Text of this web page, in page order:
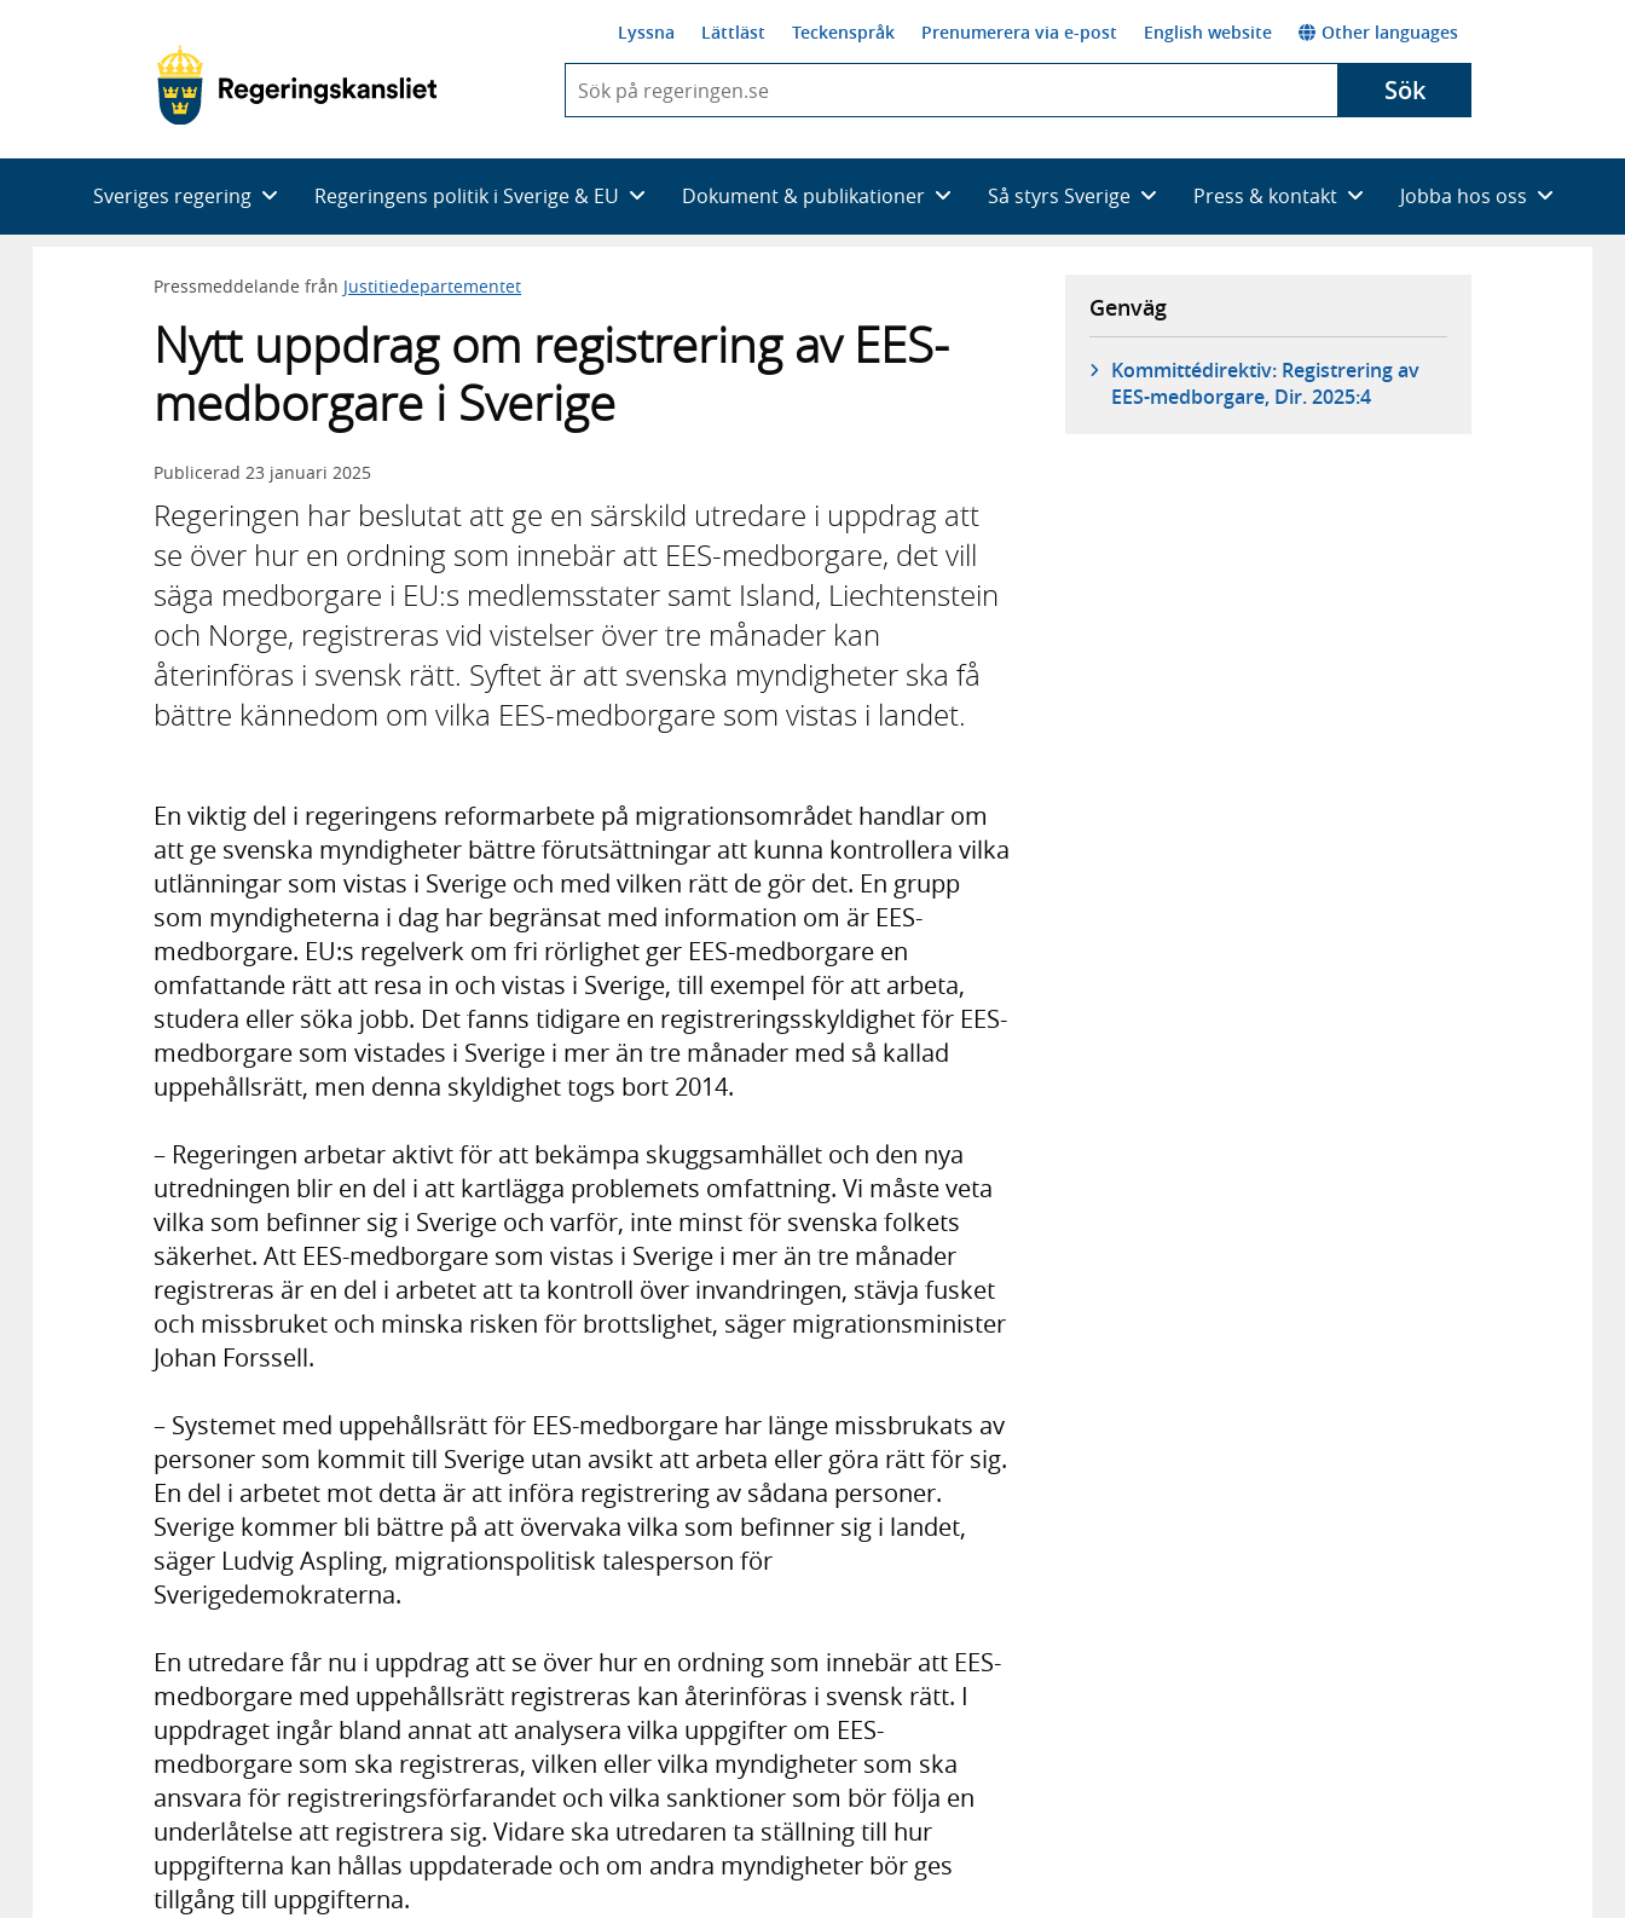
Lyssna Lättläst Teckenspråk Prenumerera via e-post English website Other languages
du
skriva
framträder
en
Sök
Sveriges regering Regeringens politik i Sverige & EU Dokument & publikationer Så styrs Sverige Press & kontakt Jobba hos oss
Pressmeddelande från Justitiedepartementet
Nytt uppdrag om registrering av EES-
medborgare i Sverige
Publicerad 23 januari 2025
Regeringen har beslutat att ge en särskild utredare i uppdrag att
se över hur en ordning som innebär att EES-medborgare, det vill
säga medborgare i EU:s medlemsstater samt Island, Liechtenstein
och Norge, registreras vid vistelser över tre månader kan
återinföras i svensk rätt. Syftet är att svenska myndigheter ska få
bättre kännedom om vilka EES-medborgare som vistas i landet.
En viktig del i regeringens reformarbete på migrationsområdet handlar om
att ge svenska myndigheter bättre förutsättningar att kunna kontrollera vilka
utlänningar som vistas i Sverige och med vilken rätt de gör det. En grupp
som myndigheterna i dag har begränsat med information om är EES-
medborgare. EU:s regelverk om fri rörlighet ger EES-medborgare en
omfattande rätt att resa in och vistas i Sverige, till exempel för att arbeta,
studera eller söka jobb. Det fanns tidigare en registreringsskyldighet för EES-
medborgare som vistades i Sverige i mer än tre månader med så kallad
uppehållsrätt, men denna skyldighet togs bort 2014.
– Regeringen arbetar aktivt för att bekämpa skuggsamhället och den nya
utredningen blir en del i att kartlägga problemets omfattning. Vi måste veta
vilka som befinner sig i Sverige och varför, inte minst för svenska folkets
säkerhet. Att EES-medborgare som vistas i Sverige i mer än tre månader
registreras är en del i arbetet att ta kontroll över invandringen, stävja fusket
och missbruket och minska risken för brottslighet, säger migrationsminister
Johan Forssell.
– Systemet med uppehållsrätt för EES-medborgare har länge missbrukats av
personer som kommit till Sverige utan avsikt att arbeta eller göra rätt för sig.
En del i arbetet mot detta är att införa registrering av sådana personer.
Sverige kommer bli bättre på att övervaka vilka som befinner sig i landet,
säger Ludvig Aspling, migrationspolitisk talesperson för
Sverigedemokraterna.
En utredare får nu i uppdrag att se över hur en ordning som innebär att EES-
medborgare med uppehållsrätt registreras kan återinföras i svensk rätt. I
uppdraget ingår bland annat att analysera vilka uppgifter om EES-
medborgare som ska registreras, vilken eller vilka myndigheter som ska
ansvara för registreringsförfarandet och vilka sanktioner som bör följa en
underlåtelse att registrera sig. Vidare ska utredaren ta ställning till hur
uppgifterna kan hållas uppdaterade och om andra myndigheter bör ges
tillgång till uppgifterna.
Genväg
Kommittédirektiv: Registrering av
EES-medborgare, Dir. 2025:4